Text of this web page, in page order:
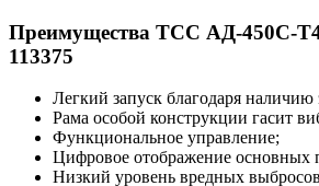
Преимущества ТСС АД-450С-
113375
Легкий запуск благодаря наличию
Рама особой конструкции гасит
Функциональное управление;
Цифровое отображение основных
Низкий уровень вредных